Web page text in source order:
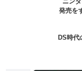
発売を
DS時代